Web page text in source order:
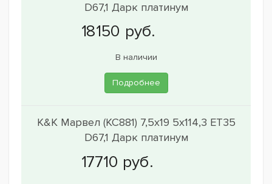
D67,1 Дарк платинум
В наличии
Подробнее
K&K Марвел (КС881) 7,5x19 5x114,3 ET35
D67,1 Дарк платинум